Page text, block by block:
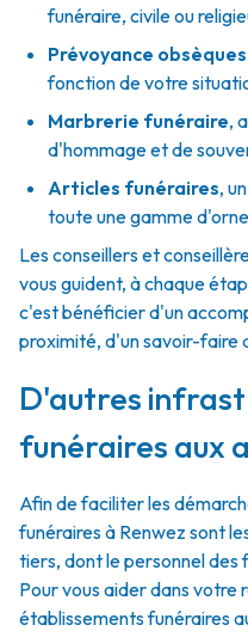
funéraire, civile ou
Prévoyance obsèques
fonction de votre
Marbrerie funéraire,
d'hommage et de
Articles funéraires,
toute une gamme
Les conseillers et
vous guident, à chaque
c'est bénéficier d'un
proximité, d'un savoir-faire
D'autres
funéraires aux
Afin de faciliter les
funéraires à Renwez sont
tiers, dont le personnel
Pour vous aider dans votre
établissements funéraires